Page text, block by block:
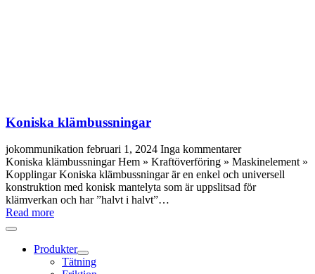
Koniska klämbussningar
jokommunikation februari 1, 2024 Inga kommentarer
Koniska klämbussningar Hem » Kraftöverföring » Maskinelement »
Kopplingar Koniska klämbussningar är en enkel och universell
konstruktion med konisk mantelyta som är uppslitsad för
klämverkan och har ”halvt i halvt”…
Read more
Produkter
Tätning